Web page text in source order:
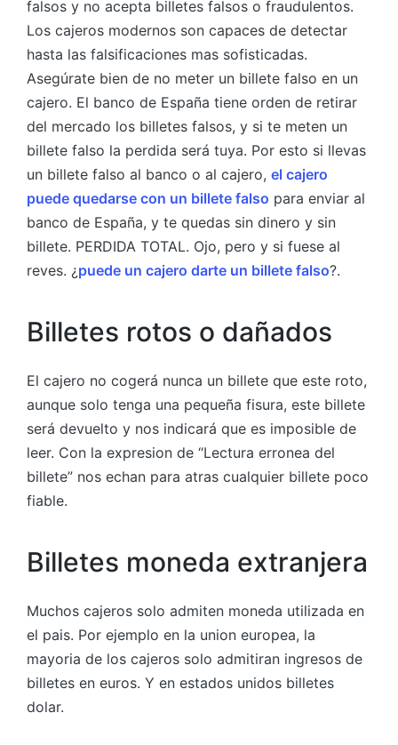
falsos y no acepta billetes falsos o fraudulentos.
Los cajeros modernos son capaces de detectar
hasta las falsificaciones mas sofisticadas.
Asegúrate bien de no meter un billete falso en un
cajero. El banco de España tiene orden de retirar
del mercado los billetes falsos, y si te meten un
billete falso la perdida será tuya. Por esto si llevas
un billete falso al banco o al cajero, el cajero
puede quedarse con un billete falso para enviar al
banco de España, y te quedas sin dinero y sin
billete. PERDIDA TOTAL. Ojo, pero y si fuese al
reves. ¿puede un cajero darte un billete falso?.
Billetes rotos o dañados
El cajero no cogerá nunca un billete que este roto,
aunque solo tenga una pequeña fisura, este billete
será devuelto y nos indicará que es imposible de
leer. Con la expresion de “Lectura erronea del
billete” nos echan para atras cualquier billete poco
fiable.
Billetes moneda extranjera
Muchos cajeros solo admiten moneda utilizada en
el pais. Por ejemplo en la union europea, la
mayoria de los cajeros solo admitiran ingresos de
billetes en euros. Y en estados unidos billetes
dolar.